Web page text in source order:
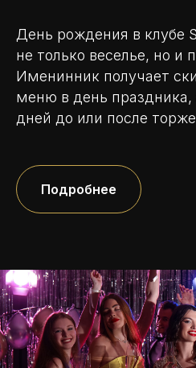
День рождения в клубе
не только веселье, но и
Именинник получает
меню в день праздника,
дней до или после
Подробнее